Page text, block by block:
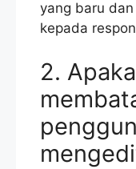
yang baru
kepada
2.